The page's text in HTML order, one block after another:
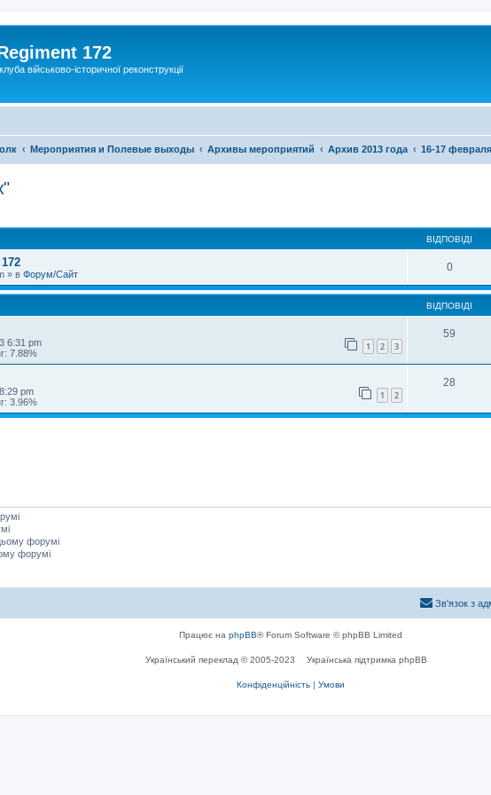
172
військово-історичної реконструкції
Мероприятия и Полевые выходы Архивы мероприятий Архив 2013 года 16-17
ВІДПОВІДІ
» в Форум/Сайт
0
ВІДПОВІДІ
6:31 pm 1 2 3
7.88%
59
pm 1 2
3.96%
28
форумі
форумі
Зв'язок з
Працює на phpBB® Forum Software © phpBB Limited
Український переклад © 2005-2023 Українська підтримка phpBB
Конфіденційність | Умови